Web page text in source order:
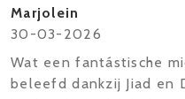
Marjolein
30-03-2026
Wat een fantástische
beleefd dankzij Jiad en